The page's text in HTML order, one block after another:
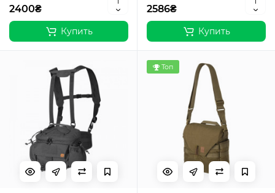
2400₴
Купить
2586₴
Купить
Топ